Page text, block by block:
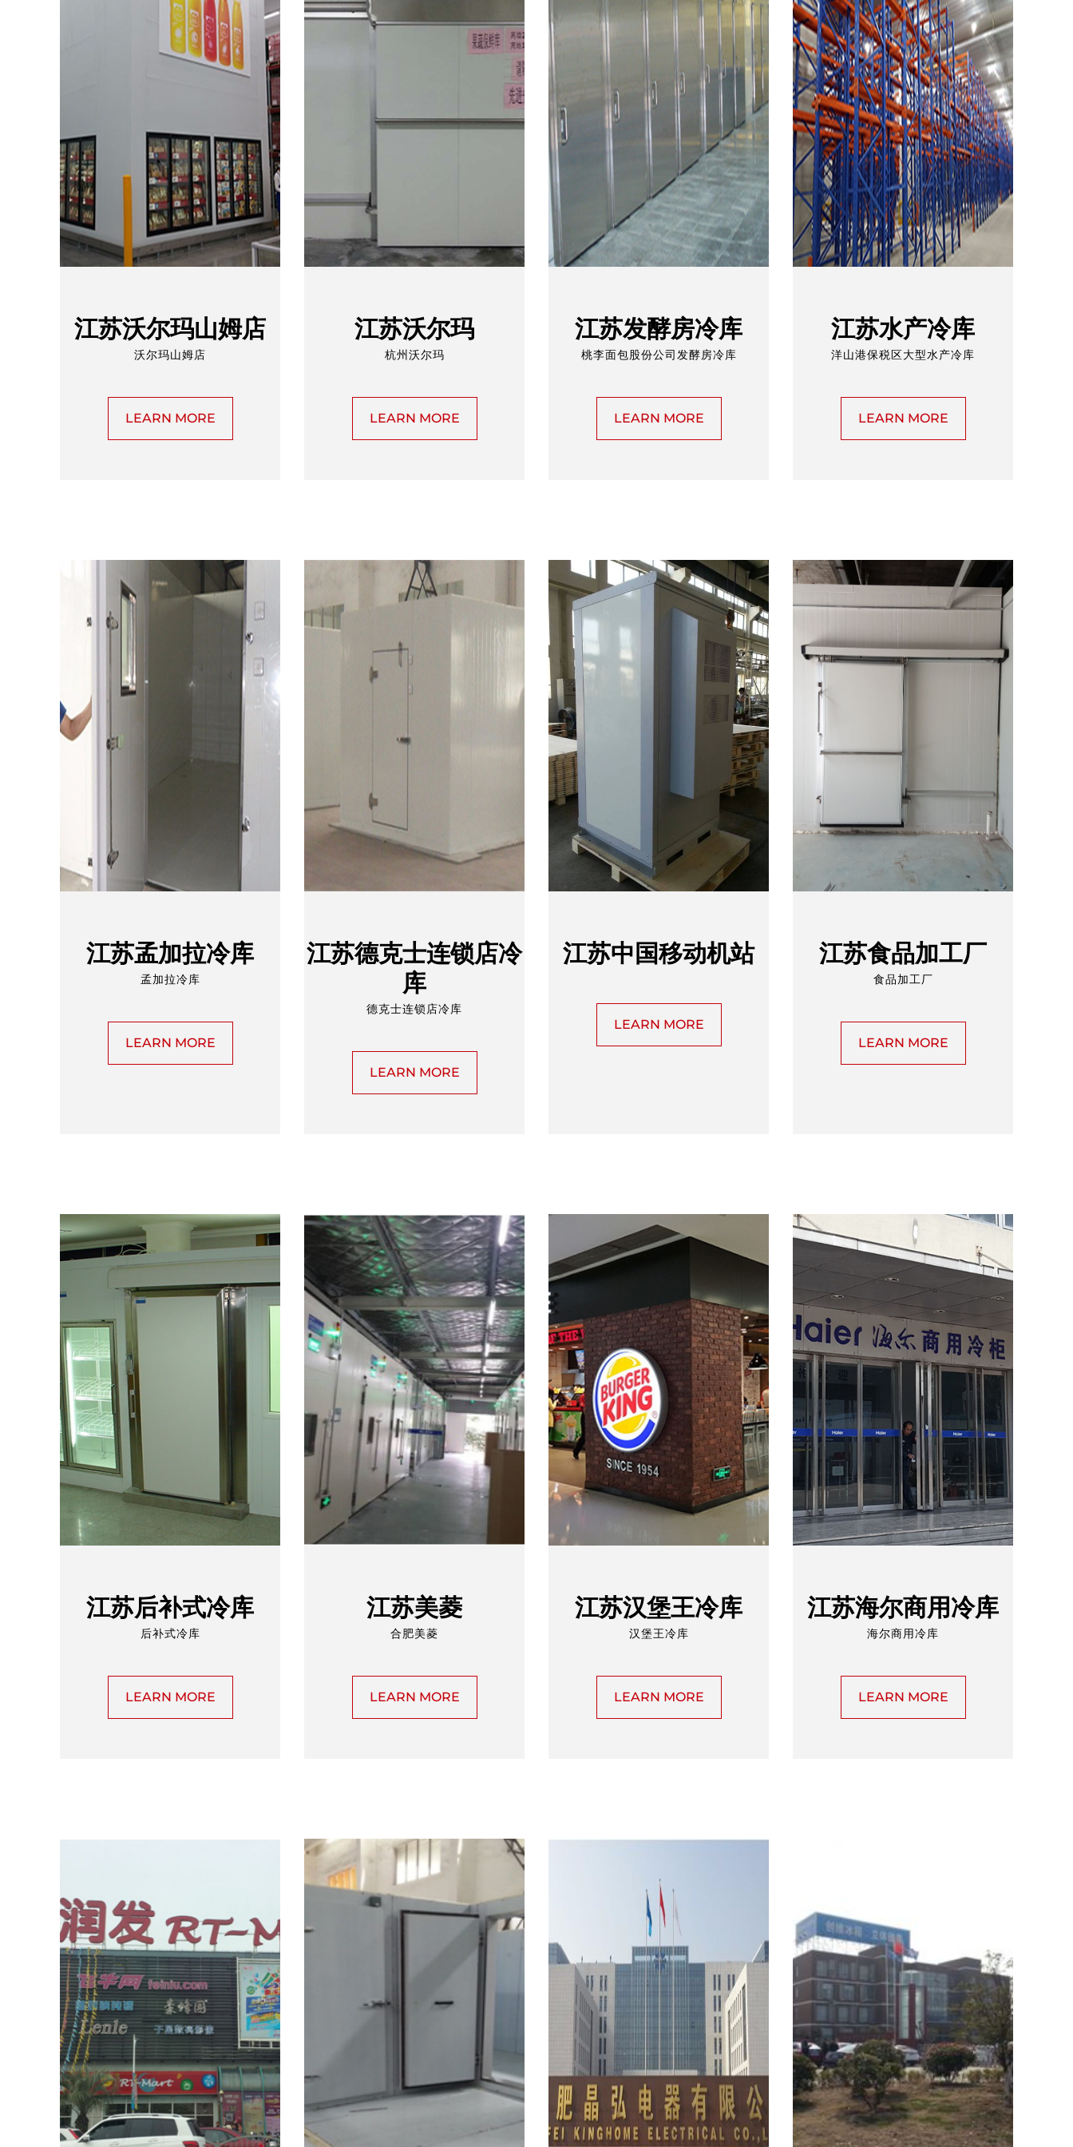
江苏沃尔玛山姆店
沃尔玛山姆店
LEARN MORE
江苏沃尔玛
杭州沃尔玛
LEARN MORE
江苏发酵房冷库
桃李面包股份公司发酵房冷库
LEARN MORE
江苏水产冷库
洋山港保税区大型水产冷库
LEARN MORE
江苏孟加拉冷库
孟加拉冷库
LEARN MORE
江苏德克士连锁店冷
库
德克士连锁店冷库
LEARN MORE
江苏中国移动机站
LEARN MORE
江苏食品加工厂
食品加工厂
LEARN MORE
江苏后补式冷库
后补式冷库
LEARN MORE
江苏美菱
合肥美菱
LEARN MORE
江苏汉堡王冷库
汉堡王冷库
LEARN MORE
江苏海尔商用冷库
海尔商用冷库
LEARN MORE